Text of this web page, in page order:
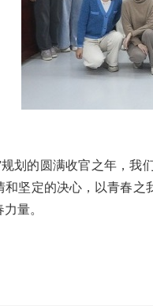
规划的圆满收官之年，
和坚定的决心，以青春
量。